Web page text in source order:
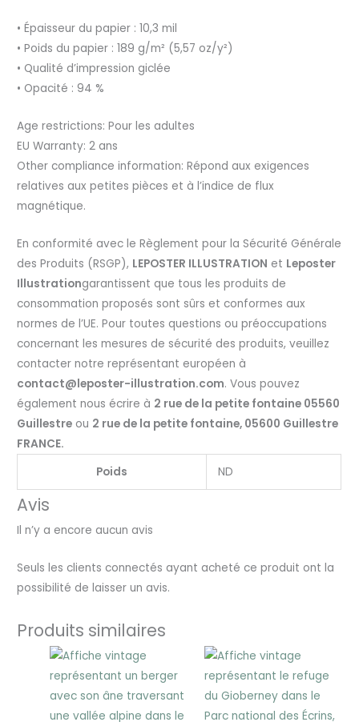
• Épaisseur du papier : 10,3 mil
• Poids du papier : 189 g/m² (5,57 oz/y²)
• Qualité d’impression giclée
• Opacité : 94 %
Age restrictions: Pour les adultes
EU Warranty: 2 ans
Other compliance information: Répond aux exigences
relatives aux petites pièces et à l’indice de flux
magnétique.
En conformité avec le Règlement pour la Sécurité Générale
des Produits (RSGP), LEPOSTER ILLUSTRATION et Leposter
Illustrationgarantissent que tous les produits de
consommation proposés sont sûrs et conformes aux
normes de l’UE. Pour toutes questions ou préoccupations
concernant les mesures de sécurité des produits, veuillez
contacter notre représentant européen à
contact@leposter-illustration.com. Vous pouvez
également nous écrire à 2 rue de la petite fontaine 05560
Guillestre ou 2 rue de la petite fontaine, 05600 Guillestre
FRANCE.
Poids
ND
Avis
Il n’y a encore aucun avis
Seuls les clients connectés ayant acheté ce produit ont la
possibilité de laisser un avis.
Produits similaires
Plage
de
prix :
25,00 €
à
30,00 €
Plage
de
prix :
25,00 €
à
30,00 €